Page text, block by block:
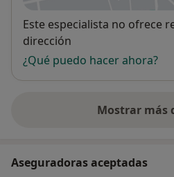
Disponibilidad
Este especialista no ofrece
dirección
¿Qué puedo hacer ahora?
Mostrar más
Aseguradoras aceptadas